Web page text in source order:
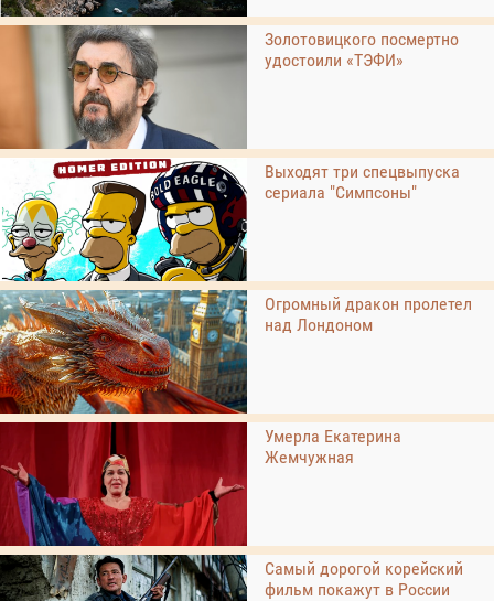
Золотовицкого посмертно
удостоили «ТЭФИ»
Выходят три спецвыпуска
сериала "Симпсоны"
Огромный дракон пролетел
над Лондоном
Умерла Екатерина
Жемчужная
Самый дорогой корейский
фильм покажут в России